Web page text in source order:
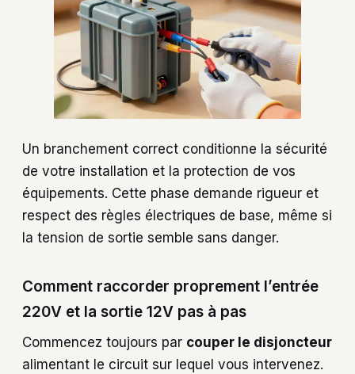
Un branchement correct conditionne la sécurité
de votre installation et la protection de vos
équipements. Cette phase demande rigueur et
respect des règles électriques de base, même si
la tension de sortie semble sans danger.
Comment raccorder proprement l’entrée
220V et la sortie 12V pas à pas
Commencez toujours par couper le disjoncteur
alimentant le circuit sur lequel vous intervenez.